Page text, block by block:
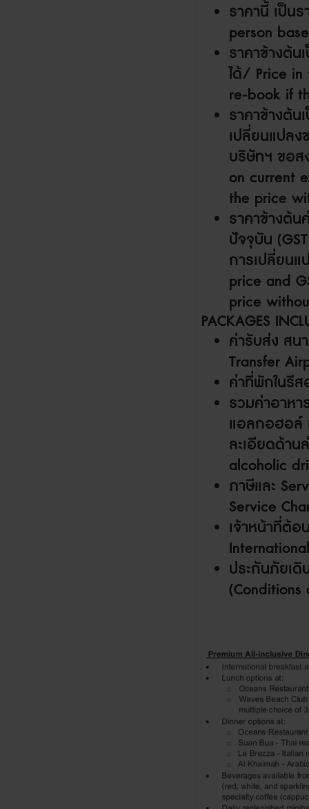
ราคานี้ เป็น
person
ราคาข้างต้น
ได้/ Price in
re-book if
ราคาข้างต้
เปลี่ยนแปล
บริษัทฯ ขอส
on current
the price
ราคาข้างต้
ปัจจุบัน (
การเปลี่ยนแ
price and
price
PACKAGES
ค่ารับส่ง ส
Transfer
ค่าที่พักในรี
รวมค่าอาหา
แอลกอฮอล์
ละเอียดด้าน
alcoholic
ภาษีและ
Service
เจ้าหน้าที่ต้
ประกันภัยเ
(Conditions